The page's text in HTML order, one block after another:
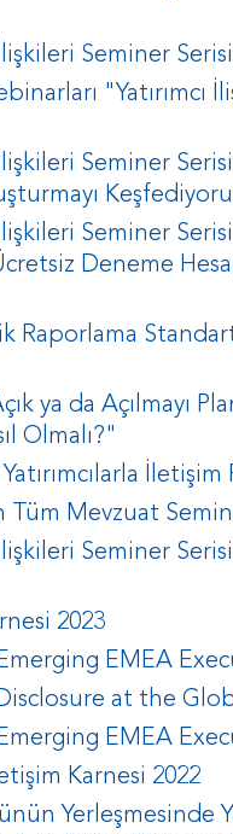
Seminer
"Yatırımcı
İlişkileri Seminer
Seminer
Deneme
Raporlama
ya da Açılmayı
Olmalı?"
İletişim
Tüm Mevzuat
Seminer
2023
EMEA
at the
EMEA
Karnesi 2022
Yerleşmesinde